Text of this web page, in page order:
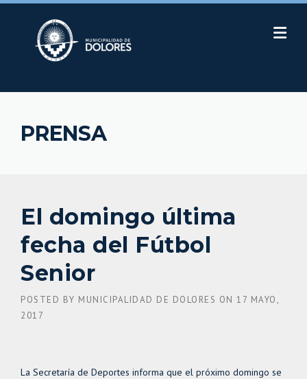
Skip
PRENSA
El domingo última
fecha del Fútbol
Senior
POSTED BY MUNICIPALIDAD DE DOLORES ON 17 MAYO,
2017
La Secretaría de Deportes informa que el próximo domingo se